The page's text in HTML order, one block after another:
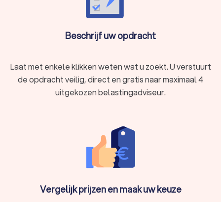
Beschrijf uw opdracht
Laat met enkele klikken weten wat u zoekt. U verstuurt
de opdracht veilig, direct en gratis naar maximaal 4
uitgekozen belastingadviseur.
Vergelijk prijzen en maak uw keuze